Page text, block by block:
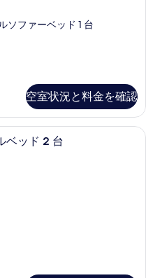
ソファーベッド 1 台
空室状況と料金を確認
ーフティボックス (室内)、遮光カ
ベッド 2 台